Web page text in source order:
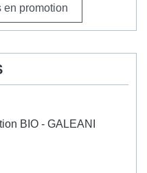
en promotion
BIO - GALEANI